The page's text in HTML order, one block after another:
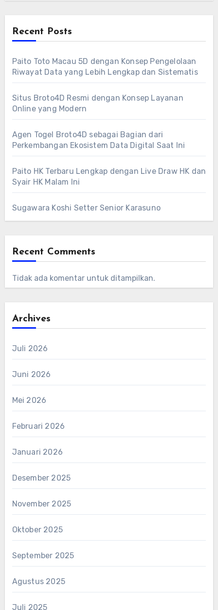
Recent Posts
Paito Toto Macau 5D dengan Konsep Pengelolaan
Riwayat Data yang Lebih Lengkap dan Sistematis
Situs Broto4D Resmi dengan Konsep Layanan
Online yang Modern
Agen Togel Broto4D sebagai Bagian dari
Perkembangan Ekosistem Data Digital Saat Ini
Paito HK Terbaru Lengkap dengan Live Draw HK dan
Syair HK Malam Ini
Sugawara Koshi Setter Senior Karasuno
Recent Comments
Tidak ada komentar untuk ditampilkan.
Archives
Juli 2026
Juni 2026
Mei 2026
Februari 2026
Januari 2026
Desember 2025
November 2025
Oktober 2025
September 2025
Agustus 2025
Juli 2025